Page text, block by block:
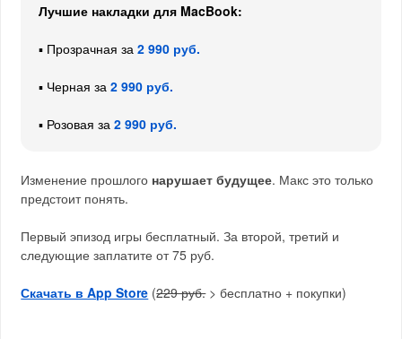
Лучшие накладки для MacBook:
▪️ Прозрачная за2 990 руб.
▪️ Черная за2 990 руб.
▪️ Розовая за2 990 руб.
Изменение прошлого нарушает будущее. Макс это только
предстоит понять.
Первый эпизод игры бесплатный. За второй, третий и
следующие заплатите от 75 руб.
Скачать в App Store (229 руб.> бесплатно + покупки)